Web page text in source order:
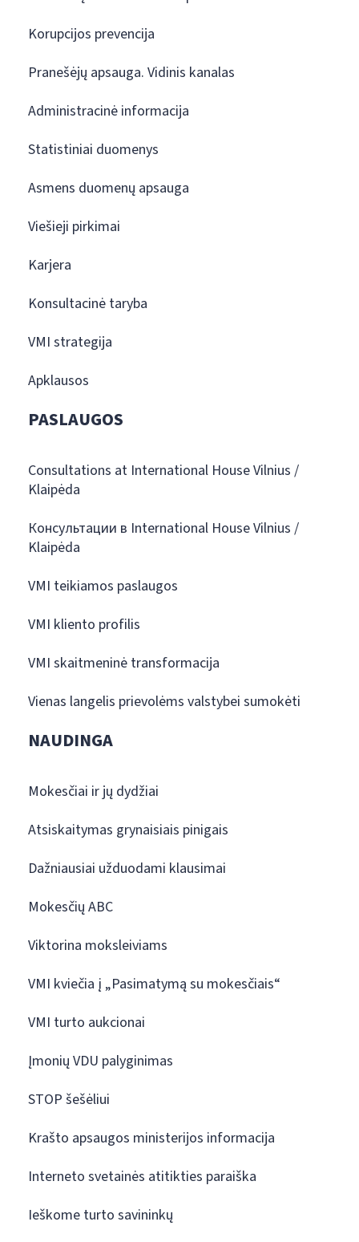
Korupcijos prevencija
Pranešėjų apsauga. Vidinis kanalas
Administracinė informacija
Statistiniai duomenys
Asmens duomenų apsauga
Viešieji pirkimai
Karjera
Konsultacinė taryba
VMI strategija
Apklausos
PASLAUGOS
Consultations at International House Vilnius /
Klaipėda
Консультации в International House Vilnius /
Klaipėda
VMI teikiamos paslaugos
VMI kliento profilis
VMI skaitmeninė transformacija
Vienas langelis prievolėms valstybei sumokėti
NAUDINGA
Mokesčiai ir jų dydžiai
Atsiskaitymas grynaisiais pinigais
Dažniausiai užduodami klausimai
Mokesčių ABC
Viktorina moksleiviams
VMI kviečia į „Pasimatymą su mokesčiais“
VMI turto aukcionai
Įmonių VDU palyginimas
STOP šešėliui
Krašto apsaugos ministerijos informacija
Interneto svetainės atitikties paraiška
Ieškome turto savininkų